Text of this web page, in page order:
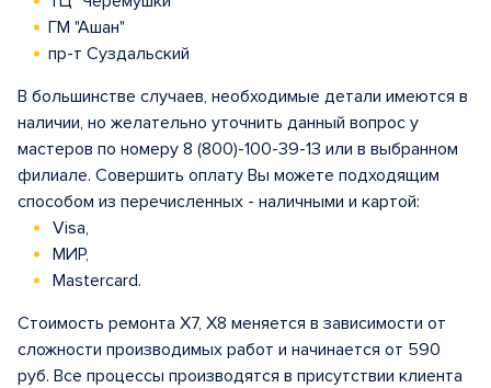
ГМ "Ашан"
пр-т Суздальский
В большинстве случаев, необходимые детали имеются в
наличии, но желательно уточнить данный вопрос у
мастеров по номеру 8 (800)-100-39-13 или в выбранном
филиале. Совершить оплату Вы можете подходящим
способом из перечисленных - наличными и картой:
Visa,
МИР,
Mastercard.
Стоимость ремонта X7, X8 меняется в зависимости от
сложности производимых работ и начинается от 590
руб. Все процессы производятся в присутствии клиента